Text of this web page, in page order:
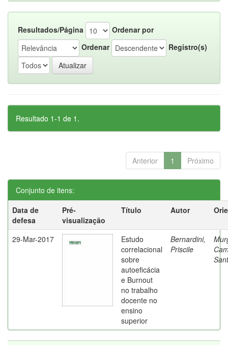
Resultados/Página
Ordenar por
Ordenar
Registro(s)
Resultado 1-1 de 1.
Anterior 1 Próximo
Conjunto de itens:
Data de
defesa
Pré-
visualização
Título Autor
29-Mar-2017
Estudo
correlacional
sobre
autoeficácia
e Burnout
no trabalho
docente no
ensino
superior
Bernardini,
Priscile